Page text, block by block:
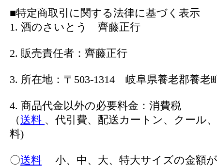
■特定商取引に関する法律に基づく表示
1. 酒のさいとう 齊藤正行
2. 販売責任者：齊藤正行
3. 所在地：〒503-1314 岐阜県養老郡養老
4. 商品代金以外の必要料金：消費税
（送料 、代引費、配送カートン、クール
料)
〇送料 小、中、大、特大サイズの金額